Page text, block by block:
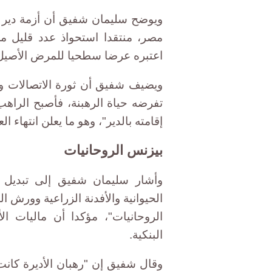
ويوضح سليمان شفيق أن أزمة دير
مصر، منتقدا استحواذ عدد قليل
اعتبره عرضا سطحيا للمرض
ويضيف شفيق أن ثورة الاتصالات
تفرضه حياة الرهبنة، فأصبح
إقامته بالدير"، وهو ما يعلن
بيزنس الروحانيات
وأشار سليمان شفيق إلى تبديل
الحيوانية والأفدنة الزراعية
الروحانيات"، مؤكدا أن ماليات
البنكية.
وقال شفيق إن "رهبان الأديرة